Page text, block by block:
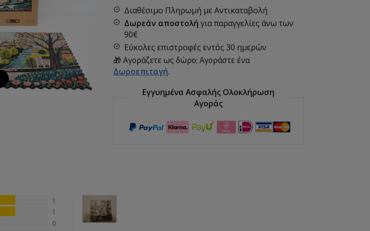
Διαθέσιμο Πληρωμή με Αντικαταβολή
Δωρεάν αποστολή για παραγγελίες άνω των
90€
Εύκολες επιστροφές εντός 30 ημερών
🎁 Αγοράζετε ως δώρο; Αγοράστε ένα
Δωροεπιταγή.
Εγγυημένα Ασφαλής Ολοκλήρωση
Αγοράς
1
1
0